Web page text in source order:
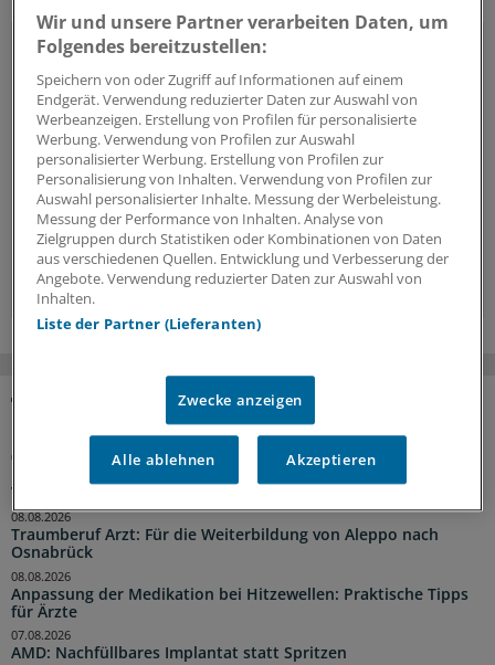
Vorteile des Logins
Über unserkostenloses Loginerhalten Ärzte und
Ärztinnen sowie andere Mitarbeiter der
Gesundheitsbranche Zugriff auf mehr
Hintergründe, Interviews und Praxis-Tipps.
Jetzt anmelden »
Kostenlos registrieren »
Praxisbegehung angekündigt? Die wichtigsten Tipps zur
Vorbereitung
04:22 Uhr
Traumberuf Arzt: Für die Weiterbildung von Aleppo nach
Osnabrück
08.08.2026
Anpassung der Medikation bei Hitzewellen: Praktische Tipps
für Ärzte
08.08.2026
AMD: Nachfüllbares Implantat statt Spritzen
07.08.2026
Wir und unsere Partner verarbeiten Daten, um
Folgendes bereitzustellen:
Speichern von oder Zugriff auf Informationen auf einem
Endgerät. Verwendung reduzierter Daten zur Auswahl von
Werbeanzeigen. Erstellung von Profilen für personalisierte
Werbung. Verwendung von Profilen zur Auswahl
personalisierter Werbung. Erstellung von Profilen zur
Personalisierung von Inhalten. Verwendung von Profilen zur
Auswahl personalisierter Inhalte. Messung der Werbeleistung.
Messung der Performance von Inhalten. Analyse von
Zielgruppen durch Statistiken oder Kombinationen von Daten
aus verschiedenen Quellen. Entwicklung und Verbesserung der
Angebote. Verwendung reduzierter Daten zur Auswahl von
Inhalten.
Liste der Partner (Lieferanten)
Zwecke anzeigen
Alle ablehnen Akzeptieren